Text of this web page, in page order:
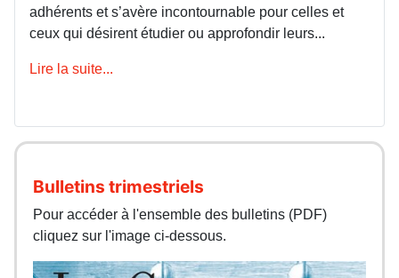
adhérents et s’avère incontournable pour celles et
ceux qui désirent étudier ou approfondir leurs...
Lire la suite...
Bulletins trimestriels
Pour accéder à l'ensemble des bulletins (PDF)
cliquez sur l'image ci-dessous.